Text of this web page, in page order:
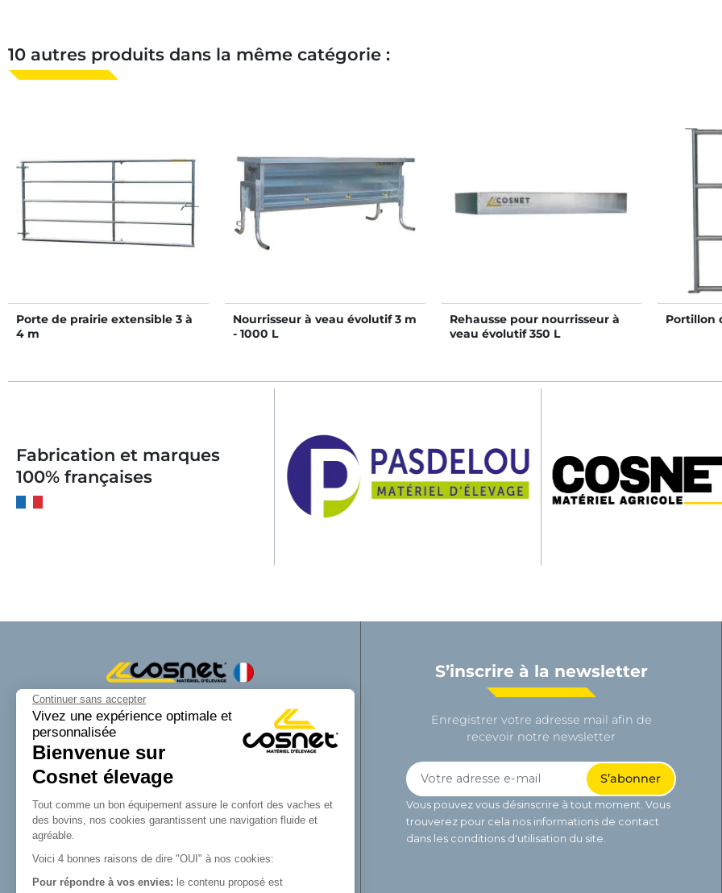
Continuer sans accepter
Vivez une expérience optimale et
personnalisée
Bienvenue sur
Cosnet élevage
Tout comme un bon équipement assure le confort des vaches et
des bovins, nos cookies garantissent une navigation fluide et
agréable.
Voici 4 bonnes raisons de dire "OUI" à nos cookies:
Pour répondre à vos envies: le contenu proposé est
10 autres produits dans la même catégorie :
Porte de prairie extensible 3 à
4 m
Nourrisseur à veau évolutif 3 m
- 1000 L
Rehausse pour nourrisseur à
veau évolutif 350 L
Portillon
Fabrication et marques
100% françaises
Cosnet matériel d’élevage est une marque
de la SAS Cosnet. Spécialisée dans la
conception et la fabrication d’équipements
tubulaires pour les bâtiments d’élevage.
Reconnue pour son savoir-faire dans la
fabrication de râteliers de prairie de
barrières, de cornadis et de logettes.
Avec Cosnet, vous faîtes le choix d’un
innovant et de qualité. Vous trouverez tout
le nécessaire pour équiper votre bâtiment
S’inscrire à la newsletter
Enregistrer votre adresse mail afin de
recevoir notre newsletter
Vous pouvez vous désinscrire à tout moment. Vous
trouverez pour cela nos informations de contact
dans les conditions d'utilisation du site.